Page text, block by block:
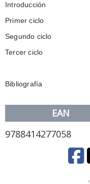
Introducción
Primer ciclo
Segundo ciclo
Tercer ciclo
Bibliografía
EAN
9788414277058